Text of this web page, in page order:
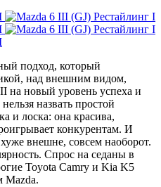
подход, который
над внешним видом,
на новый уровень успеха и
назвать простой
и лоска: она красива,
конкурентам. И
внешне, совсем наоборот.
Спрос на седаны в
Toyota Camry и Kia K5
Mazda.